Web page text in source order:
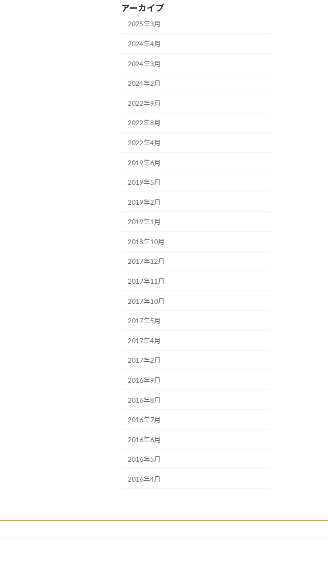
アーカイブ
2025年3月
2024年4月
2024年3月
2024年2月
2022年9月
2022年8月
2022年4月
2019年6月
2019年5月
2019年2月
2019年1月
2018年10月
2017年12月
2017年11月
2017年10月
2017年5月
2017年4月
2017年2月
2016年9月
2016年8月
2016年7月
2016年6月
2016年5月
2016年4月